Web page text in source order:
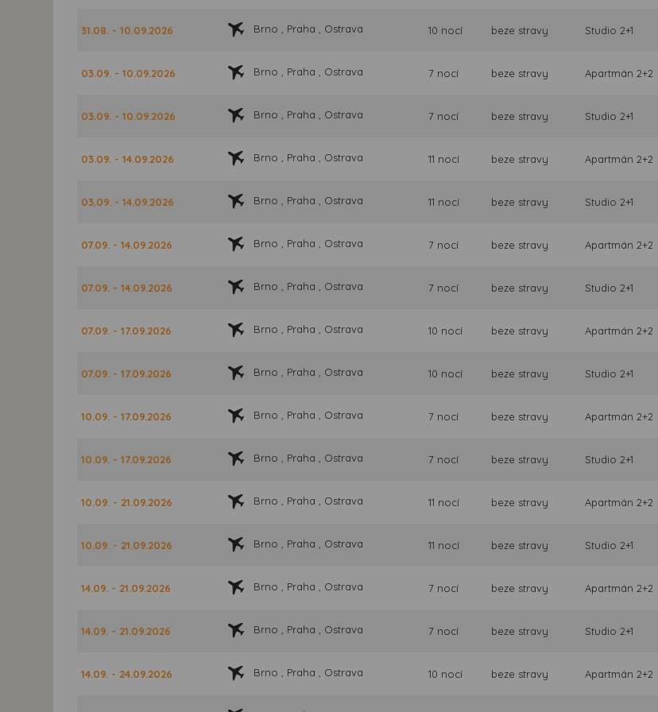
31.08. - 10.09.2026 Brno , Praha , Ostrava 10 nocí beze stravy Studio 2+1
03.09. - 10.09.2026 Brno , Praha , Ostrava 7 nocí beze stravy Apartmán 2+2
03.09. - 10.09.2026 Brno , Praha , Ostrava 7 nocí beze stravy Studio 2+1
03.09. - 14.09.2026 Brno , Praha , Ostrava 11 nocí beze stravy Apartmán 2+2
03.09. - 14.09.2026 Brno , Praha , Ostrava 11 nocí beze stravy Studio 2+1
07.09. - 14.09.2026 Brno , Praha , Ostrava 7 nocí beze stravy Apartmán 2+2
07.09. - 14.09.2026 Brno , Praha , Ostrava 7 nocí beze stravy Studio 2+1
07.09. - 17.09.2026 Brno , Praha , Ostrava 10 nocí beze stravy Apartmán 2+2
07.09. - 17.09.2026 Brno , Praha , Ostrava 10 nocí beze stravy Studio 2+1
10.09. - 17.09.2026 Brno , Praha , Ostrava 7 nocí beze stravy Apartmán 2+2
10.09. - 17.09.2026 Brno , Praha , Ostrava 7 nocí beze stravy Studio 2+1
10.09. - 21.09.2026 Brno , Praha , Ostrava 11 nocí beze stravy Apartmán 2+2
10.09. - 21.09.2026 Brno , Praha , Ostrava 11 nocí beze stravy Studio 2+1
14.09. - 21.09.2026 Brno , Praha , Ostrava 7 nocí beze stravy Apartmán 2+2
14.09. - 21.09.2026 Brno , Praha , Ostrava 7 nocí beze stravy Studio 2+1
14.09. - 24.09.2026 Brno , Praha , Ostrava 10 nocí beze stravy Apartmán 2+2